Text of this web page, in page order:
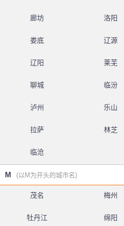
廊坊 洛阳
娄底 辽源
辽阳 莱芜
聊城 临汾
泸州 乐山
拉萨 林芝
临沧
M (以M为开头的城市名)
茂名 梅州
牡丹江 绵阳